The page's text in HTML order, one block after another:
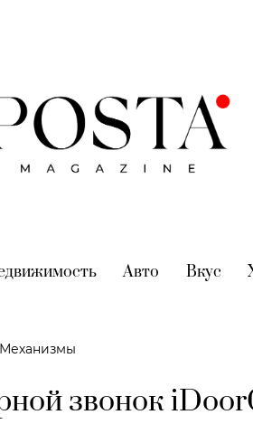
(current)
Авто (current)
Вкус
Механизмы
звонок